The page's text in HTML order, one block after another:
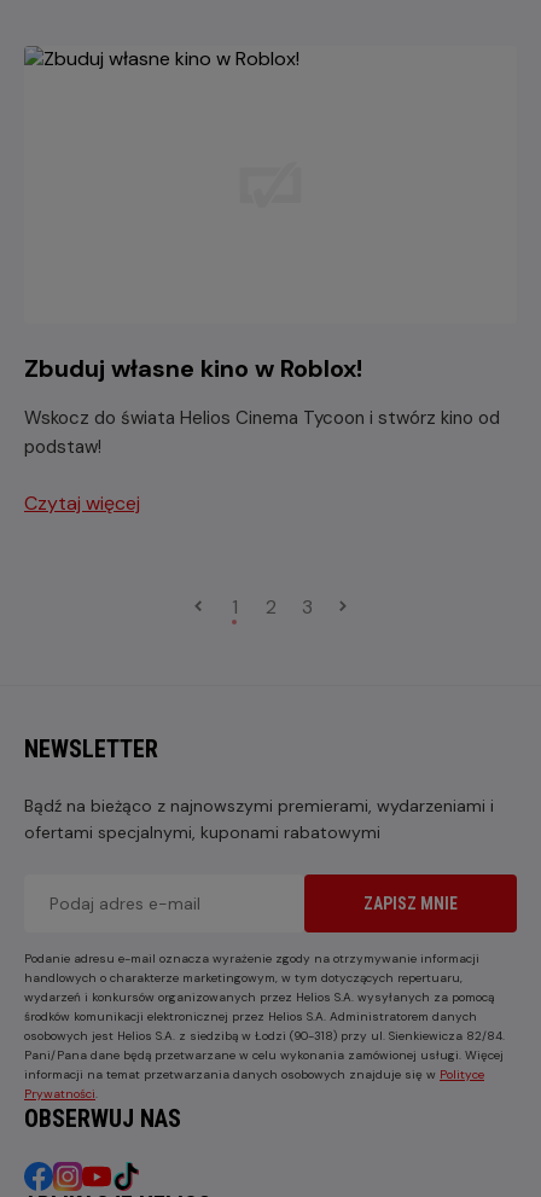
Zbuduj własne kino w Roblox!
Wskocz do świata Helios Cinema Tycoon i stwórz kino od
podstaw!
Czytaj więcej
1 2 3
NEWSLETTER
Bądź na bieżąco z najnowszymi premierami, wydarzeniami i
ofertami specjalnymi, kuponami rabatowymi
ZAPISZ MNIE
Podanie adresu e-mail oznacza wyrażenie zgody na otrzymywanie informacji
handlowych o charakterze marketingowym, w tym dotyczących repertuaru,
wydarzeń i konkursów organizowanych przez Helios S.A. wysyłanych za pomocą
środków komunikacji elektronicznej przez Helios S.A. Administratorem danych
osobowych jest Helios S.A. z siedzibą w Łodzi (90-318) przy ul. Sienkiewicza 82/84.
Pani/Pana dane będą przetwarzane w celu wykonania zamówionej usługi. Więcej
informacji na temat przetwarzania danych osobowych znajduje się w Polityce
Prywatności.
OBSERWUJ NAS